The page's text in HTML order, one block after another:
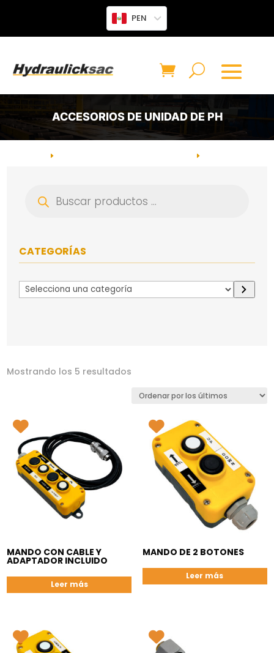
PEN
ACCESORIOS DE UNIDAD DE PH
E E
productos
CATEGORÍAS
Selecciona
una
Mostrando los 5 resultados
MANDO CON CABLE Y
ADAPTADOR INCLUIDO
Leer más
MANDO DE 2 BOTONES
Leer más